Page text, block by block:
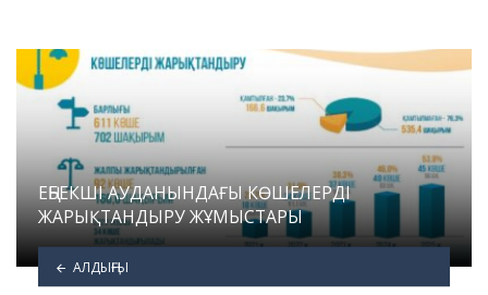
ЕҢБЕКШІ АУДАНЫНДАҒЫ КӨШЕЛЕРДІ
ЖАРЫҚТАНДЫРУ ЖҰМЫСТАРЫ
АЛДЫҢҒЫ